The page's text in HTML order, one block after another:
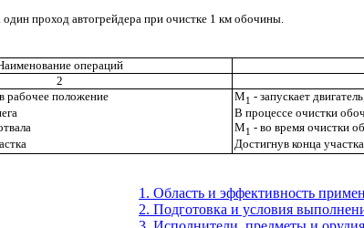
один проход автогрейдера при очистке 1 км обочины.
операций
2
рабочее положение М1 - запускает
В процессе очистки
М1 - во время очистки
Достигнув конца
1. Область и эффективность
2. Подготовка и условия